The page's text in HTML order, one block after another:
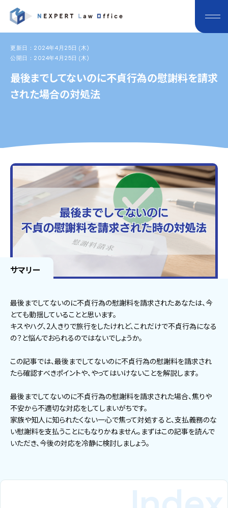
更新日：2024年4月25日 (木)
公開日：2024年4月25日 (木)
最後までしてないのに不貞行為の慰謝料を請求
された場合の対処法
サマリー
最後までしてないのに不貞行為の慰謝料を請求されたあなたは、今
とても動揺していることと思います。
キスやハグ、2人きりで旅行をしたけれど、これだけで不貞行為になる
の？と悩んでおられるのではないでしょうか。
この記事では、最後までしてないのに不貞行為の慰謝料を請求され
たら確認すべきポイントや、やってはいけないことを解説します。
最後までしてないのに不貞行為の慰謝料を請求された場合、焦りや
不安から不適切な対応をしてしまいがちです。
家族や知人に知られたくない一心で焦って対処すると、支払義務のな
い慰謝料を支払うことにもなりかねません。まずはこの記事を読んで
いただき、今後の対応を冷静に検討しましょう。